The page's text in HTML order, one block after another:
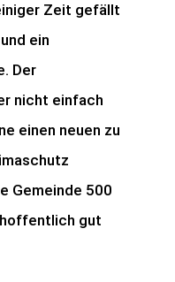
Zeit gefällt
ein
Der
nicht einfach
einen neuen zu
Gemeinde 500
gut